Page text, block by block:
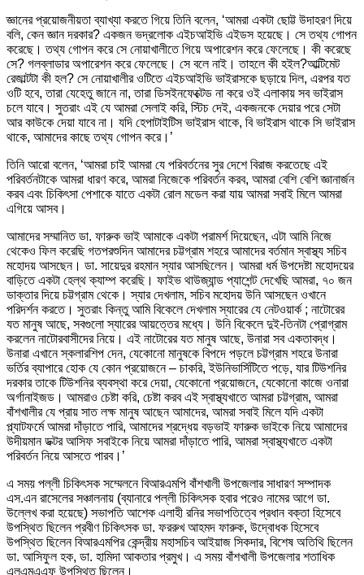
জ্ঞানের প্রয়োজনীয়তা ব্যাখ্যা করতে গিয়ে তিনি বলেন, ‘আমরা একটা ছোট্ট উদাহরণ দিয়ে
বলি, কেন জ্ঞান দরকার? একজন ভদ্রলোক এইচআইভি এইডস হয়েছে। সে তথ্য গোপন
করেছে। তথ্য গোপন করে সে নোয়াখালীতে গিয়ে অপারেশন করে ফেলেছে। কী করেছে
সে? গলব্লাডার অপারেশন করে ফেলেছে। সে বলে নাই। তাহলে কী হইল?আল্টিমেট
রেজাল্টটা কী হল? সে নোয়াখালীর ওটিতে এইচআইভি ভাইরাসকে ছড়ায়ে দিল, এরপর যত
ওটি হবে, তারা যেহেতু জানে না, তারা ডিসইনফেক্টেড না করে ওই এলাকায় সব ভাইরাস
চলে যাবে। সুতরাং এই যে আমরা সেলাই করি, স্টিচ দেই, একজনকে দেয়ার পরে সেটা
আর কাউকে দেয়া যাবে না। যদি হেপাটাইটিস ভাইরাস থাকে, বি ভাইরাস থাকে সি ভাইরাস
থাকে, আমাদের কাছে তথ্য গোপন করে।’
তিনি আরো বলেন, ‘আমরা চাই আমরা যে পরিবর্তনের সুর দেশে বিরাজ করতেছে এই
পরিবর্তনটাকে আমরা ধারণ করে, আমরা নিজেকে পরিবর্তন করব, আমরা বেশি বেশি জ্ঞানার্জন
করব এবং চিকিৎসা পেশাকে যাতে একটা রোল মডেল করা যায় আমরা সবাই মিলে আমরা
এগিয়ে আসব।
আমাদের সম্মানিত ডা. ফারুক ভাই আমাকে একটা পরামর্শ দিয়েছেন, এটা আমি নিজে
থেকেও ফিল করেছি গতপরশুদিন আমাদের চট্টগ্রাম শহরে আমাদের বর্তমান স্বাস্থ্য সচিব
মহোদয় আসছেন। ডা. সায়েদুর রহমান স্যার আসছিলেন। আমরা ধর্ম উপদেষ্টা মহোদয়ের
বাড়িতে একটা হেল্থ ক্যাম্প করেছি। ফাইভ থাউজ্যান্ড প্যাশেন্ট দেখেছি আমরা, ৭০ জন
ডাক্তার দিয়ে চট্টগ্রাম থেকে। স্যার দেখলাম, সচিব মহোদয় উনি আসছেন ওখানে
পরিদর্শন করতে। সুতরাং কিন্তু আমি বিকেলে দেখলাম স্যারের যে নেটওয়ার্ক ; নাটোরের
যত মানুষ আছে, সবগুলো স্যারের আয়ত্তের মধ্যে। উনি বিকেলে দুই-তিনটা প্রোগ্রাম
করলেন নাটোরবাসীদের নিয়ে। এই নাটোরের যত মানুষ আছে, উনারা সব একতাবদ্ধ।
উনারা এখানে স্কলারশিপ দেন, যেকোনো মানুষকে বিপদে পড়লে চট্টগ্রাম শহরে উনারা
ভর্তির ব্যাপারে হোক যে কোন প্রয়োজনে – চাকরি, ইউনিভার্সিটিতে পড়ে, যার টিউশনির
দরকার তাকে টিউশনির ব্যবস্থা করে দেয়া, যেকোনো প্রয়োজনে, যেকোনো কাজে ওনারা
অর্গানাইজড। আমরাও চেষ্টা করি, চেষ্টা করব এই স্বাস্থ্যখাতে আমরা চট্টগ্রাম, আমরা
বাঁশখালীর যে প্রায় সাত লক্ষ মানুষ আছেন আমাদের, আমরা সবাই মিলে যদি একটা
প্ল্যাটফর্মে আমরা দাঁড়াতে পারি, আমাদের শ্রদ্ধেয় বড়ভাই ফারুক ভাইকে নিয়ে আমাদের
উদীয়মান ডক্টর আসিফ সবাইকে নিয়ে আমরা দাঁড়াতে পারি, আমরা স্বাস্থ্যখাতে একটা
পরিবর্তন নিয়ে আসতে পারব।’
এ সময় পল্লী চিকিৎসক সম্মেলনে বিআরএমপি বাঁশখালী উপজেলার সাধারণ সম্পাদক
এস.এন রাসেলের সঞ্চালনায় (ব্যানারে পল্লী চিকিৎসক হবার পরেও নামের আগে ডা.
উল্লেখ করা হয়েছে) সভাপতি আশেক এলাহী রনির সভাপতিত্বে প্রধান বক্তা হিসেবে
উপস্থিত ছিলেন প্রবীণ চিকিৎসক ডা. ফররুখ আহমদ ফারুক, উদ্বোধক হিসেবে
উপস্থিত ছিলেন বিআরএমপির কেন্দ্রীয় মহাসচিব আইয়াজ সিকদার, বিশেষ অতিথি ছিলেন
ডা. আসিফুল হক, ডা. হামিদা আকতার প্রমুখ। এ সময় বাঁশখালী উপজেলার শতাধিক
এলএমএএফ উপস্থিত ছিলেন।